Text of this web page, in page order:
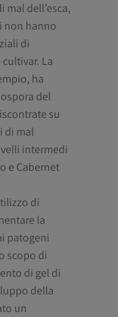
dell’esca,
non hanno
di
La
ha
del
su
di mal
intermedi
e Cabernet
di
la
patogeni
scopo di
di gel di
della
un